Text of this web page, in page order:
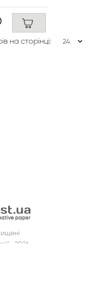
на сторінці:
, 2026